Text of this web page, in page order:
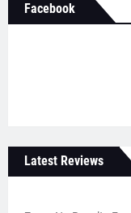
Facebook
Latest Reviews